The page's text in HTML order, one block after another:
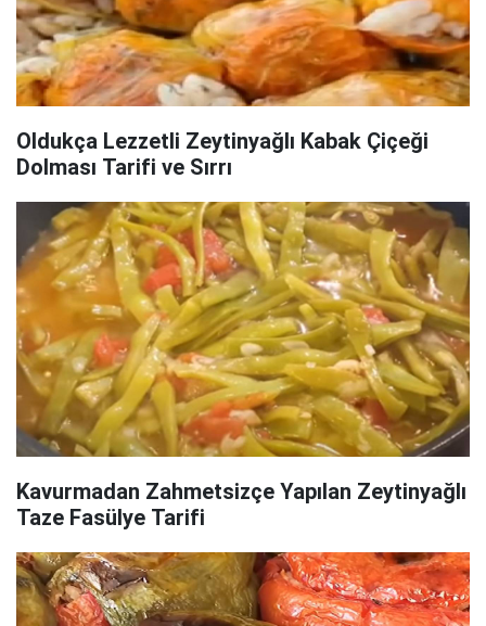
Oldukça Lezzetli Zeytinyağlı Kabak Çiçeği
Dolması Tarifi ve Sırrı
Kavurmadan Zahmetsizçe Yapılan Zeytinyağlı
Taze Fasülye Tarifi